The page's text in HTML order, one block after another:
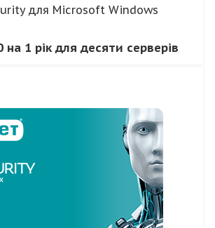
для Microsoft Windows
на 1 рік для десяти серверів